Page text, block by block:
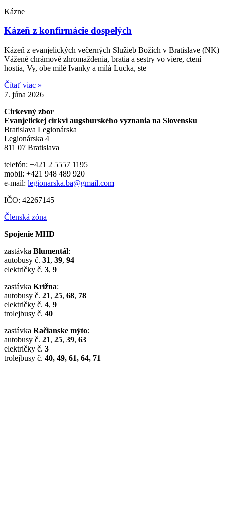
Kázne
Kázeň z konfirmácie dospelých
Kázeň z evanjelických večerných Služieb Božích v Bratislave (NK)
Vážené chrámové zhromaždenia, bratia a sestry vo viere, ctení
hostia, Vy, obe milé Ivanky a milá Lucka, ste
Čítať viac »
7. júna 2026
Cirkevný zbor
Evanjelickej cirkvi augsburského vyznania na Slovensku
Bratislava Legionárska
Legionárska 4
811 07 Bratislava
telefón: +421 2 5557 1195
mobil: +421 948 489 920
e-mail: legionarska.ba@gmail.com
IČO: 42267145
Členská zóna
Spojenie MHD
zastávka Blumentál:
autobusy č. 31, 39, 94
električky č. 3, 9
zastávka Krížna:
autobusy č. 21, 25, 68, 78
električky č. 4, 9
trolejbusy č. 40
zastávka Račianske mýto:
autobusy č. 21, 25, 39, 63
električky č. 3
trolejbusy č. 40, 49, 61, 64, 71